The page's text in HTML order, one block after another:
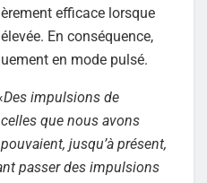
efficace lorsque
En conséquence,
en mode pulsé.
Des impulsions de
que nous avons
jusqu’à présent,
passer des impulsions